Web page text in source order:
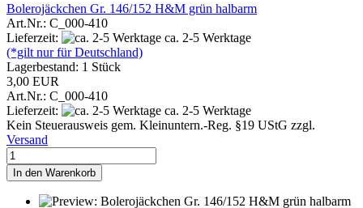
Bolerojäckchen Gr. 146/152 H&M grün halbarm
Art.Nr.: C_000-410
Lieferzeit:
ca. 2-5 Werktage
(*gilt nur für Deutschland)
Lagerbestand: 1 Stück
3,00 EUR
Art.Nr.: C_000-410
Lieferzeit:
ca. 2-5 Werktage
Kein Steuerausweis gem. Kleinuntern.-Reg. §19 UStG zzgl.
Versand
In den Warenkorb